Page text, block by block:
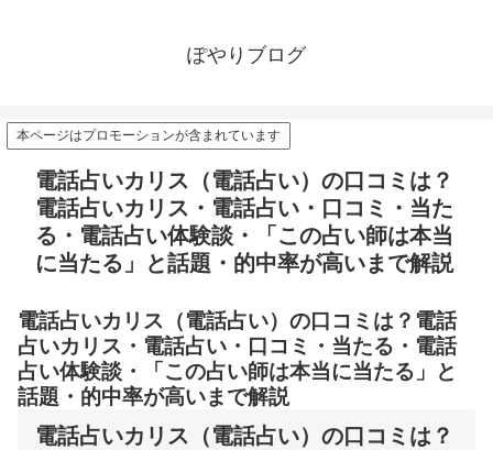
ぽやりブログ
本ページはプロモーションが含まれています
電話占いカリス（電話占い）の口コミは？
電話占いカリス・電話占い・口コミ・当た
る・電話占い体験談・「この占い師は本当
に当たる」と話題・的中率が高いまで解説
電話占いカリス（電話占い）の口コミは？電話
占いカリス・電話占い・口コミ・当たる・電話
占い体験談・「この占い師は本当に当たる」と
話題・的中率が高いまで解説
電話占いカリス（電話占い）の口コミは？